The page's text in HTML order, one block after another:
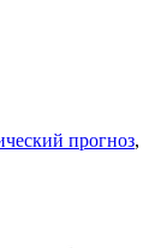
прогноз,